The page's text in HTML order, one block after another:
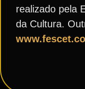
realizado pela
da Cultura.